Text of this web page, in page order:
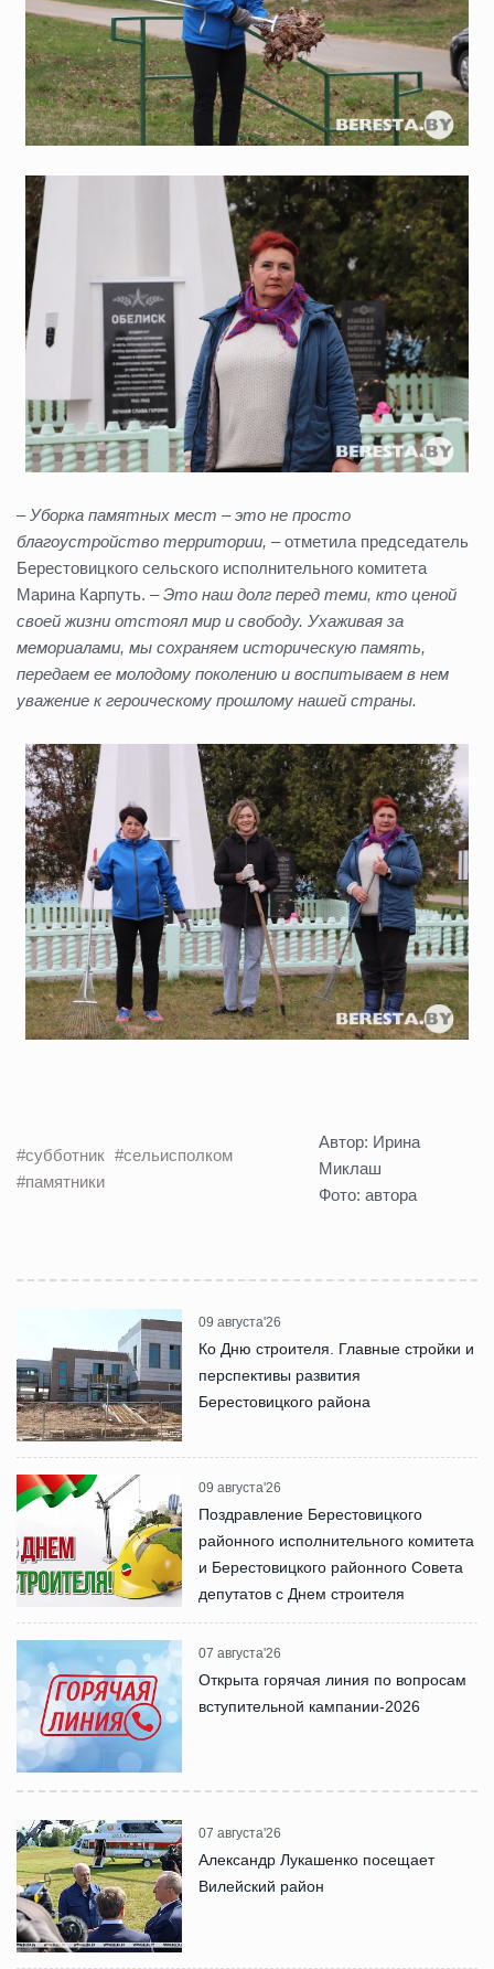
– Уборка памятных мест – это не просто
благоустройство территории, – отметила председатель
Берестовицкого сельского исполнительного комитета
Марина Карпуть. –Это наш долг перед теми, кто ценой
своей жизни отстоял мир и свободу. Ухаживая за
мемориалами, мы сохраняем историческую память,
передаем ее молодому поколению и воспитываем в нем
уважение к героическому прошлому нашей страны.
#субботник #сельисполком
#памятники
Автор: Ирина
Миклаш
Фото: автора
09 августа'26
Ко Дню строителя. Главные стройки и
перспективы развития
Берестовицкого района
09 августа'26
Поздравление Берестовицкого
районного исполнительного комитета
и Берестовицкого районного Совета
депутатов с Днем строителя
07 августа'26
Открыта горячая линия по вопросам
вступительной кампании-2026
07 августа'26
Александр Лукашенко посещает
Вилейский район